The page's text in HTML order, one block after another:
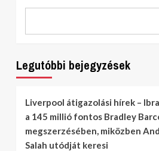
Legutóbbi bejegyzések
Liverpool átigazolási hírek –
a 145 millió fontos Bradley
megszerzésében, miközben
Salah utódját keresi